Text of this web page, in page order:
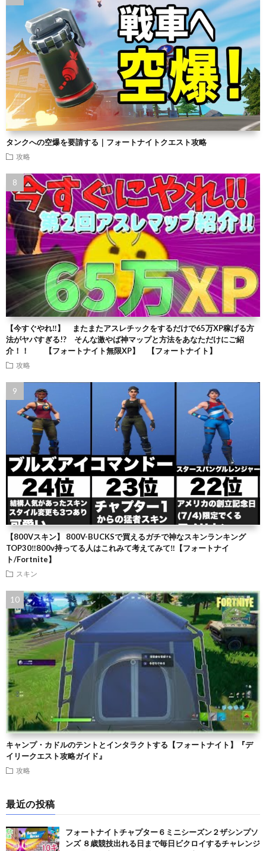
タンクへの空爆を要請する｜フォートナイトクエスト攻略
攻略
【今すぐやれ‼】 またまたアスレチックをするだけで65万XP稼げる方
法がヤバすぎる!? そんな激やば神マップと方法をあなただけにご紹
介！！ 【フォートナイト無限XP】 【フォートナイト】
攻略
【800Vスキン】 800V-BUCKSで買えるガチで神なスキンランキング
TOP30‼️800v持ってる人はこれみて考えてみて‼️【フォートナイ
ト/Fortnite】
スキン
キャンプ・カドルのテントとインタラクトする【フォートナイト】『デ
イリークエスト攻略ガイド』
攻略
最近の投稿
フォートナイトチャプター６ミニシーズン２ザシンプソ
ンズ ８歳競技出れる日まで毎日ビクロイするチャレンジ